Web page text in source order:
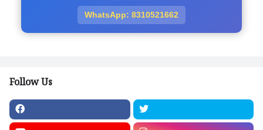
WhatsApp: 8310521662
Follow Us